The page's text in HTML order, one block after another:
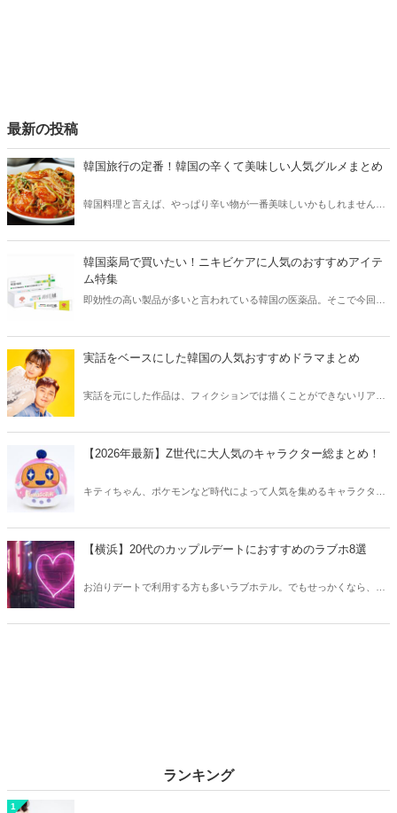
最新の投稿
韓国旅行の定番！韓国の辛くて美味しい人気グルメまとめ
韓国料理と言えば、やっぱり辛い物が一番美味しいかもしれません。
方も必見です。
韓国薬局で買いたい！ニキビケアに人気のおすすめアイテ
ム特集
即効性の高い製品が多いと言われている韓国の医薬品。そこで今回は
う。
実話をベースにした韓国の人気おすすめドラマまとめ
実話を元にした作品は、フィクションでは描くことができないリアル
【2026年最新】Z世代に大人気のキャラクター総まとめ！
キティちゃん、ポケモンなど時代によって人気を集めるキャラクター
クしてみましょう。
【横浜】20代のカップルデートにおすすめのラブホ8選
お泊りデートで利用する方も多いラブホテル。でもせっかくなら、キ
ランキング
1